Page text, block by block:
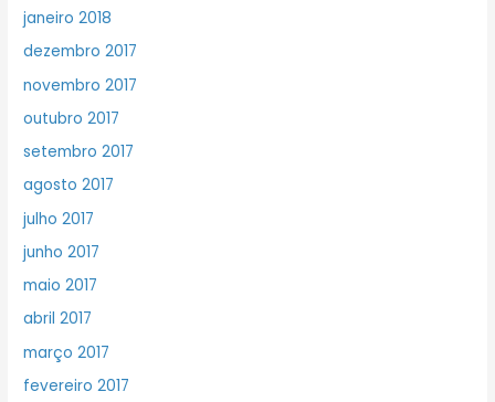
janeiro 2018
dezembro 2017
novembro 2017
outubro 2017
setembro 2017
agosto 2017
julho 2017
junho 2017
maio 2017
abril 2017
março 2017
fevereiro 2017